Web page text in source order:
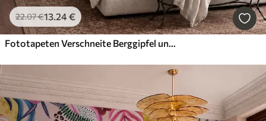
22.07€13.24€
Fototapeten Verschneite Berggipfel und ein ruhiger See mit spiegelglatter Oberfläche